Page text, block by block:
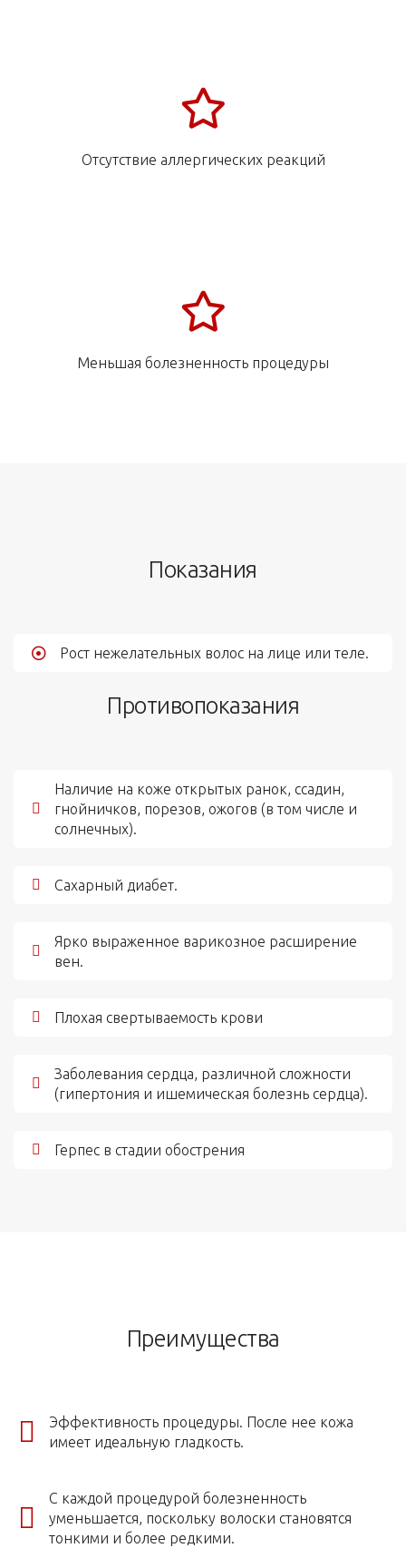
Отсутствие аллергических реакций
Меньшая болезненность процедуры
Показания
Рост нежелательных волос на лице или теле.
Противопоказания
Наличие на коже открытых ранок, ссадин,
гнойничков, порезов, ожогов (в том числе и
солнечных).
Сахарный диабет.
Ярко выраженное варикозное расширение
вен.
Плохая свертываемость крови
Заболевания сердца, различной сложности
(гипертония и ишемическая болезнь сердца).
Герпес в стадии обострения
Преимущества
Эффективность процедуры. После нее кожа
имеет идеальную гладкость.
С каждой процедурой болезненность
уменьшается, поскольку волоски становятся
тонкими и более редкими.